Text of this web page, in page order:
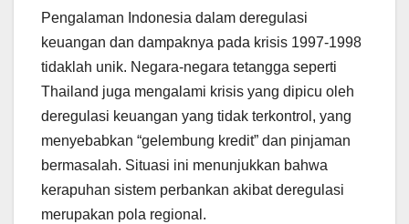
Pengalaman Indonesia dalam deregulasi
keuangan dan dampaknya pada krisis 1997-1998
tidaklah unik. Negara-negara tetangga seperti
Thailand juga mengalami krisis yang dipicu oleh
deregulasi keuangan yang tidak terkontrol, yang
menyebabkan “gelembung kredit” dan pinjaman
bermasalah. Situasi ini menunjukkan bahwa
kerapuhan sistem perbankan akibat deregulasi
merupakan pola regional.